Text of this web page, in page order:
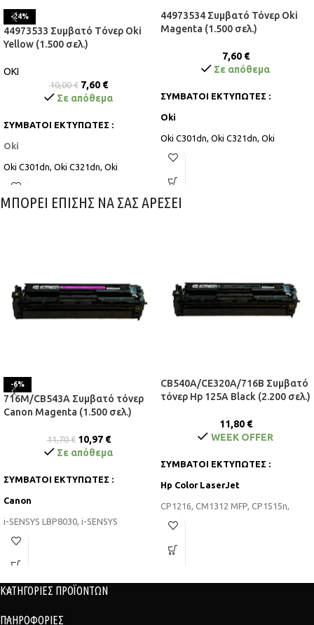
-24%
44973533 Συμβατό Tόνερ Oki
Yellow (1.500 σελ.)
OKI
10,00€ 7,60 €
Σε απόθεμα
ΣΥΜΒΑΤΟΙ ΕΚΤΥΠΩΤΕΣ :
Oki
Oki C301dn, Oki C321dn, Oki
MC332dn MFP, Oki MC342dn MFP,
MFP
44973534 Συμβατό Τόνερ Oki
Magenta (1.500 σελ.)
7,60 €
Σε απόθεμα
ΣΥΜΒΑΤΟΙ ΕΚΤΥΠΩΤΕΣ :
Oki
Oki C301dn, Oki C321dn, Oki
MC332dn MFP, Oki MC342dn MFP,
MFP
ΜΠΟΡΕΙ ΕΠΙΣΗΣ ΝΑ ΣΑΣ ΑΡΕΣΕΙ
-6%
716M/CB543A Συμβατό τόνερ
Canon Magenta (1.500 σελ.)
11,70€ 10,97 €
Σε απόθεμα
ΣΥΜΒΑΤΟΙ ΕΚΤΥΠΩΤΕΣ :
Canon
i-SENSYS LBP8030, i-SENSYS
LBP5050, i-SENSYS MF8030CN, i-
LBP8030CN, i-SENSYS LBP5050N, i-
MF8080CW
CB540A/CE320A/716B Συμβατό
τόνερ Hp 125A Black (2.200 σελ.)
11,80 €
WEEK OFFER
ΣΥΜΒΑΤΟΙ ΕΚΤΥΠΩΤΕΣ :
Hp Color LaserJet
CP1216, CM1312 MFP, CP1515n,
CM1312nfi, CP1518ni, CP1510,
CP1215, CM1410, CM1415fn,
ΚΑΤΗΓΟΡΙΕΣ ΠΡΟΪΟΝΤΩΝ
ΠΛΗΡΟΦΟΡΙΕΣ